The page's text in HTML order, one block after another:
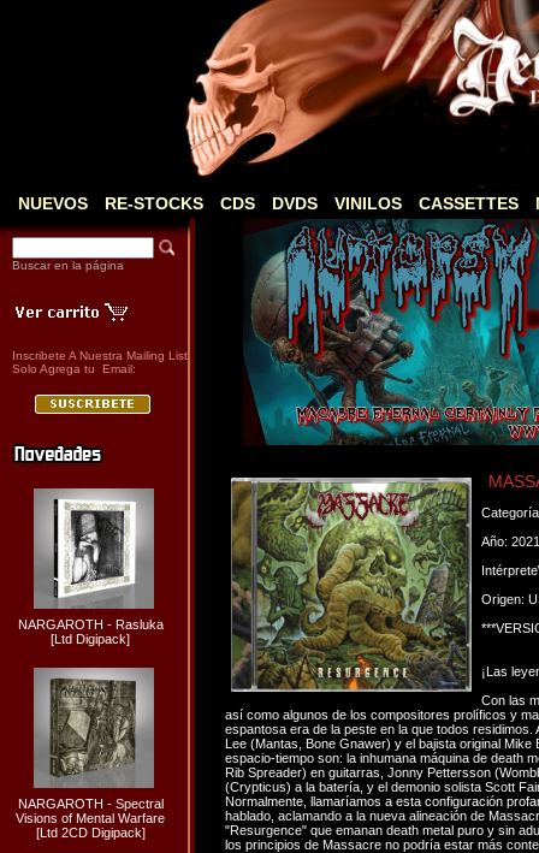
NUEVOS RE-STOCKS CDS DVDS VINILOS CASSETTES
Buscar en la página
Inscribete A Nuestra Mailing List
Solo Agrega tu Email:
NARGAROTH - Rasluka
[Ltd Digipack]
NARGAROTH - Spectral
Visions of Mental Warfare
[Ltd 2CD Digipack]
Año: 2021
Origen:
¡Las
Con las
así como algunos de los compositores prolíficos y
espantosa era de la peste en la que todos
Lee (Mantas, Bone Gnawer) y el bajista original Mike
espacio-tiempo son: la inhumana máquina de death
Rib Spreader) en guitarras, Jonny Pettersson
(Crypticus) a la batería, y el demonio solista Scott
Normalmente, llamaríamos a esta configuración
hablado, aclamando a la nueva alineación de
"Resurgence" que emanan death metal puro y sin
los principios de Massacre no podría estar más